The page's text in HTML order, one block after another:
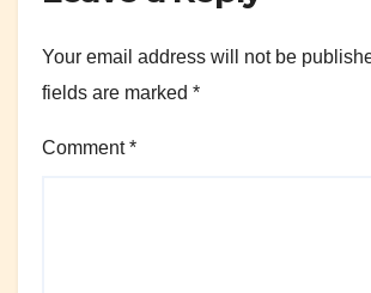
Your email address will not be
fields are marked *
Comment*